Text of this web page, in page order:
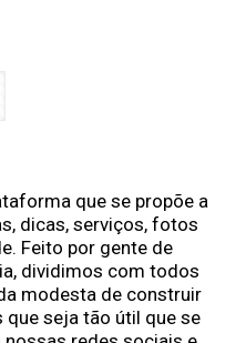
que se propõe a
dicas, serviços, fotos
Feito por gente de
dividimos com todos
modesta de construir
seja tão útil que se